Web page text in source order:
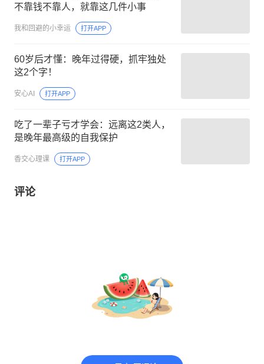
不靠钱不靠人，就靠这几件小事
我和回避的小幸运 打开APP
60岁后才懂：晚年过得硬，抓牢独处
这2个字！
安心AI 打开APP
吃了一辈子亏才学会：远离这2类人，
是晚年最高级的自我保护
香交心理课 打开APP
评论